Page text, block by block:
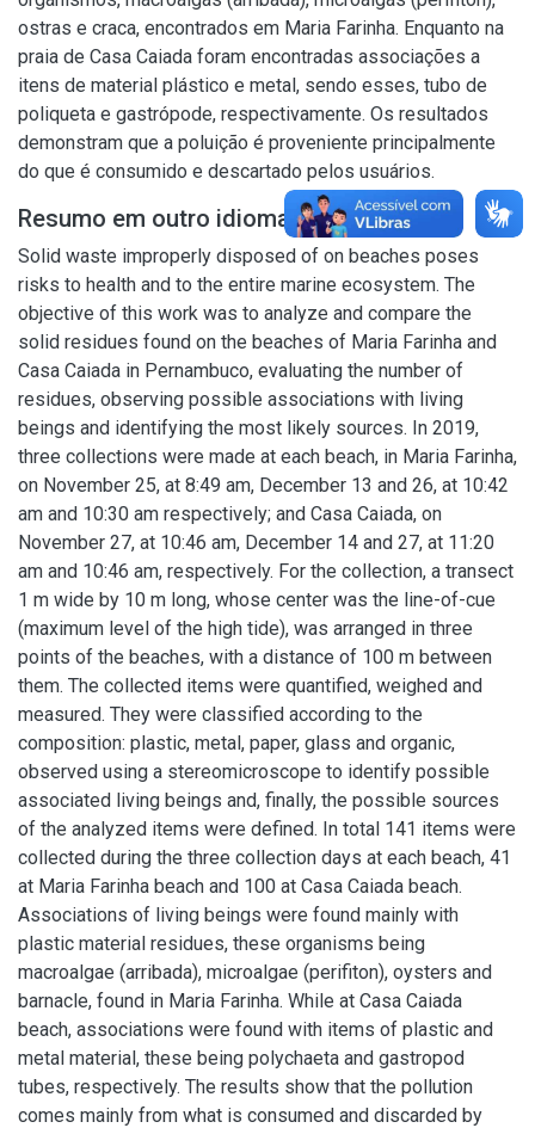
ostras e craca, encontrados em Maria Farinha. Enquanto na
praia de Casa Caiada foram encontradas associações a
itens de material plástico e metal, sendo esses, tubo de
poliqueta e gastrópode, respectivamente. Os resultados
demonstram que a poluição é proveniente principalmente
do que é consumido e descartado pelos usuários.
Resumo em outro idioma
Solid waste improperly disposed of on beaches poses
risks to health and to the entire marine ecosystem. The
objective of this work was to analyze and compare the
solid residues found on the beaches of Maria Farinha and
Casa Caiada in Pernambuco, evaluating the number of
residues, observing possible associations with living
beings and identifying the most likely sources. In 2019,
three collections were made at each beach, in Maria Farinha,
on November 25, at 8:49 am, December 13 and 26, at 10:42
am and 10:30 am respectively; and Casa Caiada, on
November 27, at 10:46 am, December 14 and 27, at 11:20
am and 10:46 am, respectively. For the collection, a transect
1 m wide by 10 m long, whose center was the line-of-cue
(maximum level of the high tide), was arranged in three
points of the beaches, with a distance of 100 m between
them. The collected items were quantified, weighed and
measured. They were classified according to the
composition: plastic, metal, paper, glass and organic,
observed using a stereomicroscope to identify possible
associated living beings and, finally, the possible sources
of the analyzed items were defined. In total 141 items were
collected during the three collection days at each beach, 41
at Maria Farinha beach and 100 at Casa Caiada beach.
Associations of living beings were found mainly with
plastic material residues, these organisms being
macroalgae (arribada), microalgae (perifiton), oysters and
barnacle, found in Maria Farinha. While at Casa Caiada
beach, associations were found with items of plastic and
metal material, these being polychaeta and gastropod
tubes, respectively. The results show that the pollution
comes mainly from what is consumed and discarded by